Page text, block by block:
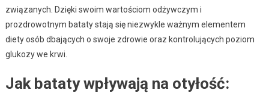
związanych. Dzięki swoim wartościom odżywczym i
prozdrowotnym bataty stają się niezwykle ważnym elementem
diety osób dbających o swoje zdrowie oraz kontrolujących poziom
glukozy we krwi.
Jak bataty wpływają na otyłość: